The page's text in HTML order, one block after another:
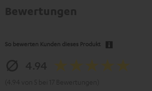
So bewerten Kunden dieses Produkt